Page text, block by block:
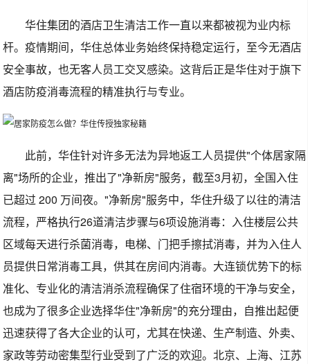
华住集团的酒店卫生清洁工作一直以来都被视为业内标
杆。疫情期间，华住总体业务始终保持稳定运行，至今无酒店
安全事故，也无客人员工交叉感染。这背后正是华住对于旗下
酒店防疫消毒流程的精准执行与专业。
此前，华住针对许多无法为异地返工人员提供"个体居家隔
离"场所的企业，推出了"净新房"服务，截至3月初，全国入住
已超过 200 万间夜。"净新房"服务中，华住升级了以往的清洁
流程，严格执行26道清洁步骤与6项设施消毒：入住楼层公共
区域每天进行杀菌消毒，电梯、门把手擦拭消毒，并为入住人
员提供日常消毒工具，供其在房间内消毒。大连锁优势下的标
准化、专业化的清洁消杀流程确保了住宿环境的干净与安全，
也成为了很多企业选择华住"净新房"的充分理由，自推出起便
迅速获得了各大企业的认可，尤其在快递、生产制造、外卖、
家政等劳动密集型行业受到了广泛的欢迎。北京、上海、江苏